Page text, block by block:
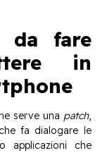
da fare
in
serve una patch,
fa dialogare le
applicazioni che